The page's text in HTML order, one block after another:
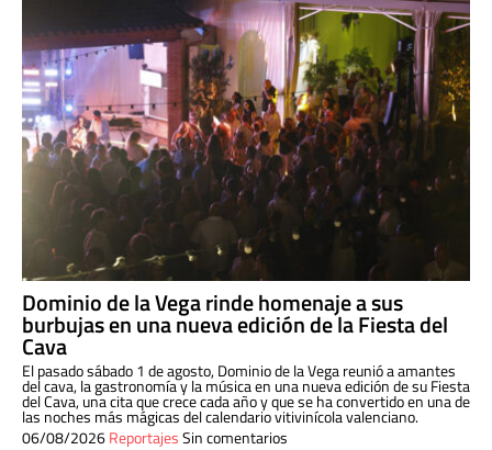
Dominio de la Vega rinde homenaje a sus
burbujas en una nueva edición de la Fiesta del
Cava
El pasado sábado 1 de agosto, Dominio de la Vega reunió a amantes
del cava, la gastronomía y la música en una nueva edición de su Fiesta
del Cava, una cita que crece cada año y que se ha convertido en una de
las noches más mágicas del calendario vitivinícola valenciano.
06/08/2026ReportajesSin comentarios